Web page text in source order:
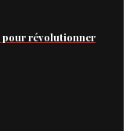
pour révolutionner